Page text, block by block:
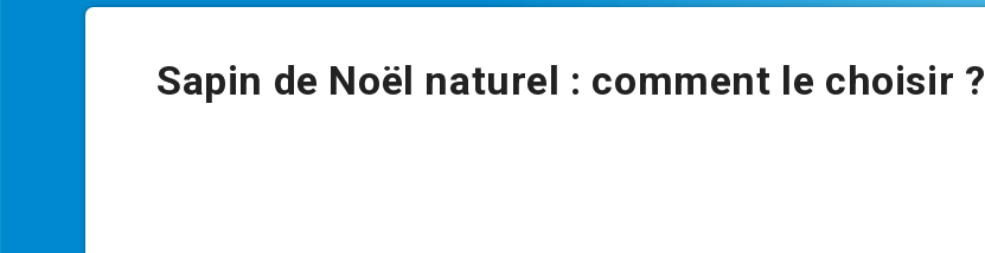
Sapin de Noël naturel : comment le choisir ?